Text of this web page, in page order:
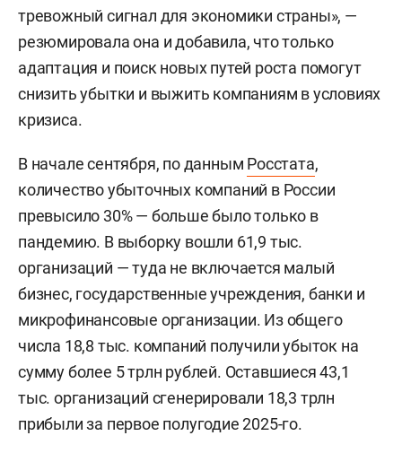
тревожный сигнал для экономики страны», —
резюмировала она и добавила, что только
адаптация и поиск новых путей роста помогут
снизить убытки и выжить компаниям в условиях
кризиса.
В начале сентября, по данным Росстата,
количество убыточных компаний в России
превысило 30% — больше было только в
пандемию. В выборку вошли 61,9 тыс.
организаций — туда не включается малый
бизнес, государственные учреждения, банки и
микрофинансовые организации. Из общего
числа 18,8 тыс. компаний получили убыток на
сумму более 5 трлн рублей. Оставшиеся 43,1
тыс. организаций сгенерировали 18,3 трлн
прибыли за первое полугодие 2025-го.